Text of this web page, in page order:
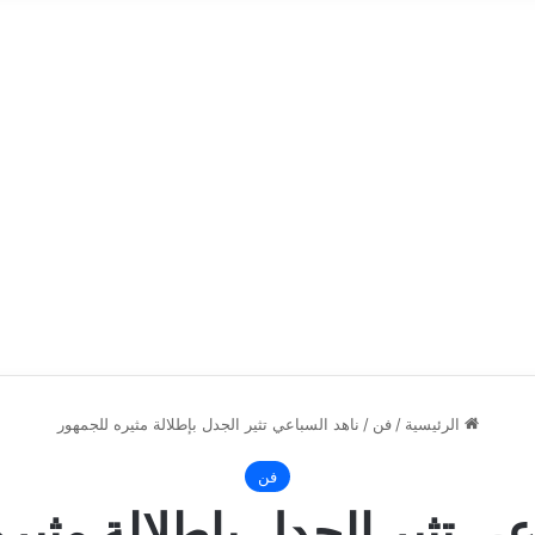
الرئيسية / فن / ناهد السباعي تثير الجدل بإطلالة مثيره للجمهور
فن